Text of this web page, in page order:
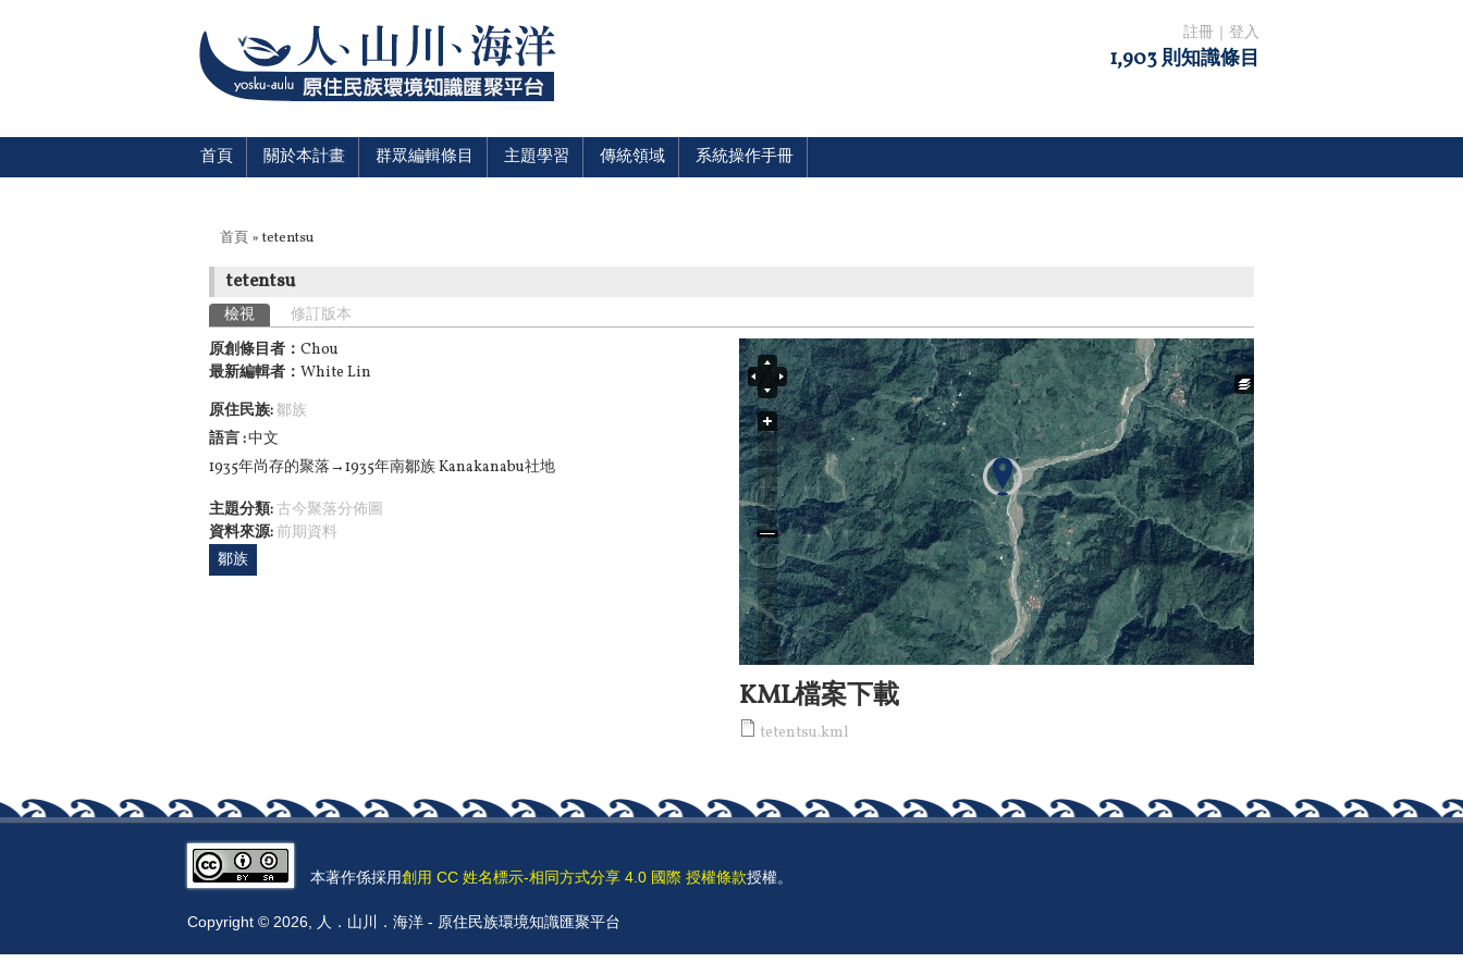
註冊 登入
1,903 則知識條目
首頁 關於本計畫 群眾編輯條目 主題學習 傳統領域 系統操作手冊
您在這裡
首頁 » tetentsu
tetentsu
主要索引標籤
檢視 (作用中頁籤)
修訂版本
原創條目者： Chou
最新編輯者： White Lin
原住民族:鄒族
語言 中文
1935年尚存的聚落→1935年南鄒族Kanakanabu社地
主題分類:古今聚落分佈圖
資料來源:前期資料
鄒族
KML檔案下載
tetentsu.kml
本著作係採用創用 CC 姓名標示-相同方式分享 4.0 國際 授權條款授權。
Copyright © 2026, 人．山川．海洋 - 原住民族環境知識匯聚平台